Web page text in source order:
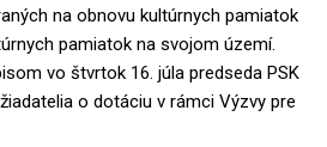
na obnovu kultúrnych pamiatok
pamiatok na svojom území.
vo štvrtok 16. júla predseda PSK
o dotáciu v rámci Výzvy pre